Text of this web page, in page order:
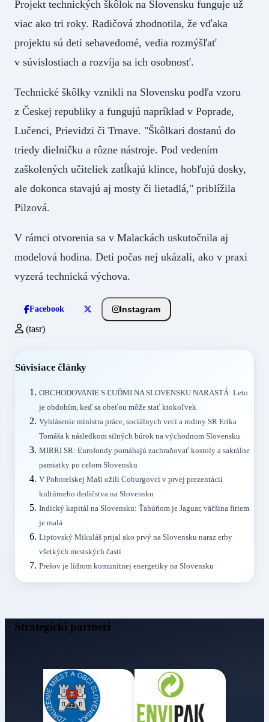
Projekt technických škôlok na Slovensku funguje už
viac ako tri roky. Radičová zhodnotila, že vďaka
projektu sú deti sebavedomé, vedia rozmýšľať
v súvislostiach a rozvíja sa ich osobnosť.
Technické škôlky vznikli na Slovensku podľa vzoru
z Českej republiky a fungujú napríklad v Poprade,
Lučenci, Prievidzi či Trnave. "Škôlkari dostanú do
triedy dielničku a rôzne nástroje. Pod vedením
zaškolených učiteliek zatĺkajú klince, hobľujú dosky,
ale dokonca stavajú aj mosty či lietadlá," priblížila
Pilzová.
V rámci otvorenia sa v Malackách uskutočnila aj
modelová hodina. Deti počas nej ukázali, ako v praxi
vyzerá technická výchova.
Facebook Instagram
(tasr)
Súvisiace články
OBCHODOVANIE S ĽUĎMI NA SLOVENSKU NARASTÁ: Leto
je obdobím, keď sa obeťou môže stať ktokoľvek
Vyhlásenie ministra práce, sociálnych vecí a rodiny SR Erika
Tomáša k následkom silných búrok na východnom Slovensku
MIRRI SR: Eurofondy pomáhajú zachraňovať kostoly a sakrálne
pamiatky po celom Slovensku
V Pohorelskej Maši ožili Coburgovci v prvej prezentácii
kultúrneho dedičstva na Slovensku
Indický kapitál na Slovensku: Ťahúňom je Jaguar, väčšina firiem
je malá
Liptovský Mikuláš prijal ako prvý na Slovensku naraz erby
všetkých mestských častí
Prešov je lídrom komunitnej energetiky na Slovensku
Strategickí partneri